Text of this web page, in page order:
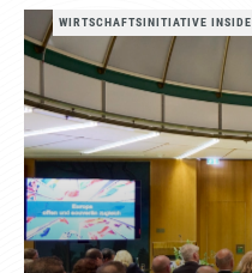
WIRTSCHAFTSINITIATIVE INSIDE